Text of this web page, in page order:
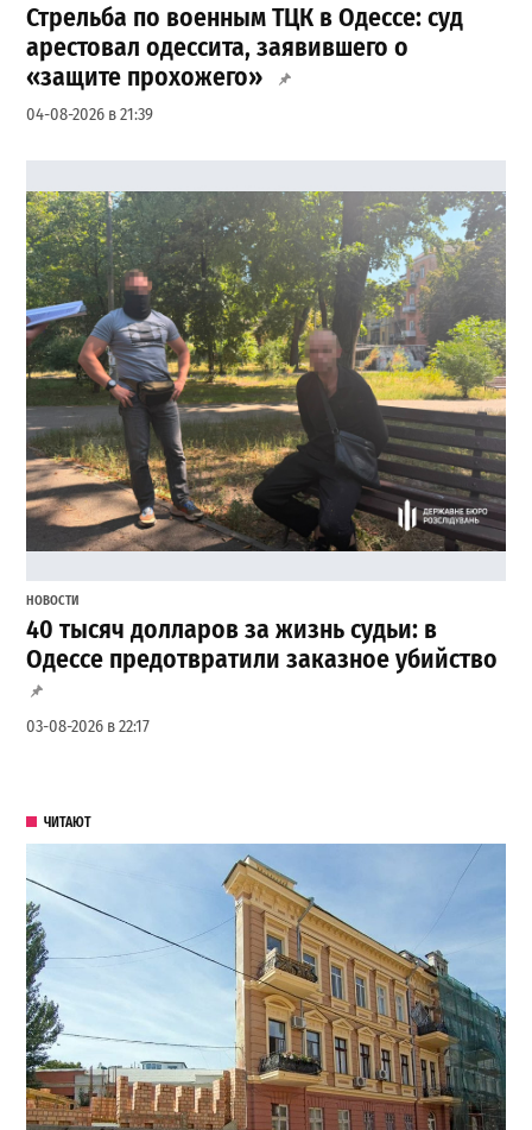
Стрельба по военным ТЦК в Одессе: суд
арестовал одессита, заявившего о
«защите прохожего»
04-08-2026 в 21:39
НОВОСТИ
40 тысяч долларов за жизнь судьи: в
Одессе предотвратили заказное убийство
03-08-2026 в 22:17
ЧИТАЮТ